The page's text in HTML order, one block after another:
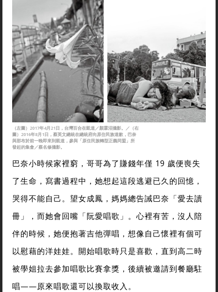
（左圖）2017年4月21日，台灣百合在凱道／顏霖沼攝影。／（右
圖）2016年8月1日，蔡英文總統在總統府向原住民族道歉，巴奈
與那布於前一晚即來到凱道，參與「原住民族轉型正義同盟」所
發起的集會／蔡名修攝影。
巴奈小時候家裡窮，哥哥為了賺錢年僅 19 歲便喪失
了生命，寫書過程中，她想起這段逃避已久的回憶，
哭得不能自己。望女成鳳，媽媽總告誡巴奈「愛去讀
冊」，而她會回嘴「阮愛唱歌」。心裡有苦，沒人陪
伴的時候，她便抱著吉他彈唱，想像自己懷裡有個可
以慰藉的洋娃娃。開始唱歌時只是喜歡，直到高二時
被學姐拉去參加唱歌比賽拿獎，後續被邀請到餐廳駐
唱——原來唱歌還可以換取收入。